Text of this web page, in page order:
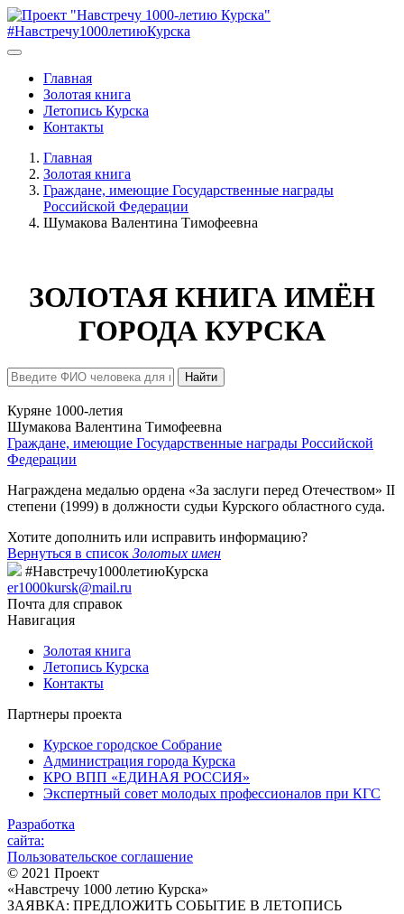
#Навстречу1000летиюКурска
Главная
Золотая книга
Летопись Курска
Контакты
Главная
Золотая книга
Граждане, имеющие Государственные награды
Российской Федерации
Шумакова Валентина Тимофеевна
ЗОЛОТАЯ КНИГА ИМЁН
ГОРОДА КУРСКА
Найти
Куряне 1000-летия
Шумакова Валентина Тимофеевна
Граждане, имеющие Государственные награды Российской
Федерации
Награждена медалью ордена «За заслуги перед Отечеством» II
степени (1999) в должности судьи Курского областного суда.
Хотите дополнить или исправить информацию?
Вернуться в список Золотых имен
#Навстречу1000летиюКурска
er1000kursk@mail.ru
Почта для справок
Навигация
Золотая книга
Летопись Курска
Контакты
Партнеры проекта
Курское городское Собрание
Администрация города Курска
КРО ВПП «ЕДИНАЯ РОССИЯ»
Экспертный совет молодых профессионалов при КГС
Разработка
сайта:
Пользовательское соглашение
© 2021 Проект
«Навстречу 1000 летию Курска»
ЗАЯВКА: ПРЕДЛОЖИТЬ СОБЫТИЕ В ЛЕТОПИСЬ